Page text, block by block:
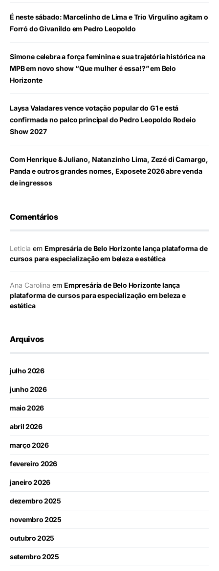
É neste sábado: Marcelinho de Lima e Trio Virgulino agitam o
Forró do Givanildo em Pedro Leopoldo
Simone celebra a força feminina e sua trajetória histórica na
MPB em novo show “Que mulher é essa!?” em Belo
Horizonte
Laysa Valadares vence votação popular do G1 e está
confirmada no palco principal do Pedro Leopoldo Rodeio
Show 2027
Com Henrique & Juliano, Natanzinho Lima, Zezé di Camargo,
Panda e outros grandes nomes, Exposete 2026 abre venda
de ingressos
Comentários
Leticia em Empresária de Belo Horizonte lança plataforma de
cursos para especialização em beleza e estética
Ana Carolina em Empresária de Belo Horizonte lança
plataforma de cursos para especialização em beleza e
estética
Arquivos
julho 2026
junho 2026
maio 2026
abril 2026
março 2026
fevereiro 2026
janeiro 2026
dezembro 2025
novembro 2025
outubro 2025
setembro 2025